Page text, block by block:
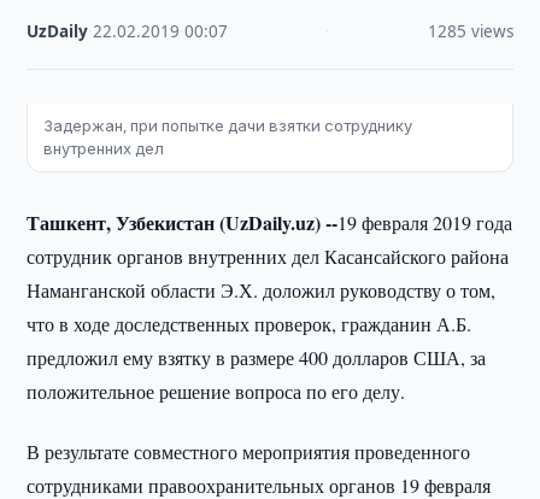
UzDaily ·22.02.2019 ·00:07 1285 views
Задержан, при попытке дачи взятки сотруднику
внутренних дел
Ташкент, Узбекистан (UzDaily.uz) --19 февраля 2019 года
сотрудник органов внутренних дел Касансайского района
Наманганской области Э.Х. доложил руководству о том,
что в ходе доследственных проверок, гражданин А.Б.
предложил ему взятку в размере 400 долларов США, за
положительное решение вопроса по его делу.
В результате совместного мероприятия проведенного
сотрудниками правоохранительных органов 19 февраля